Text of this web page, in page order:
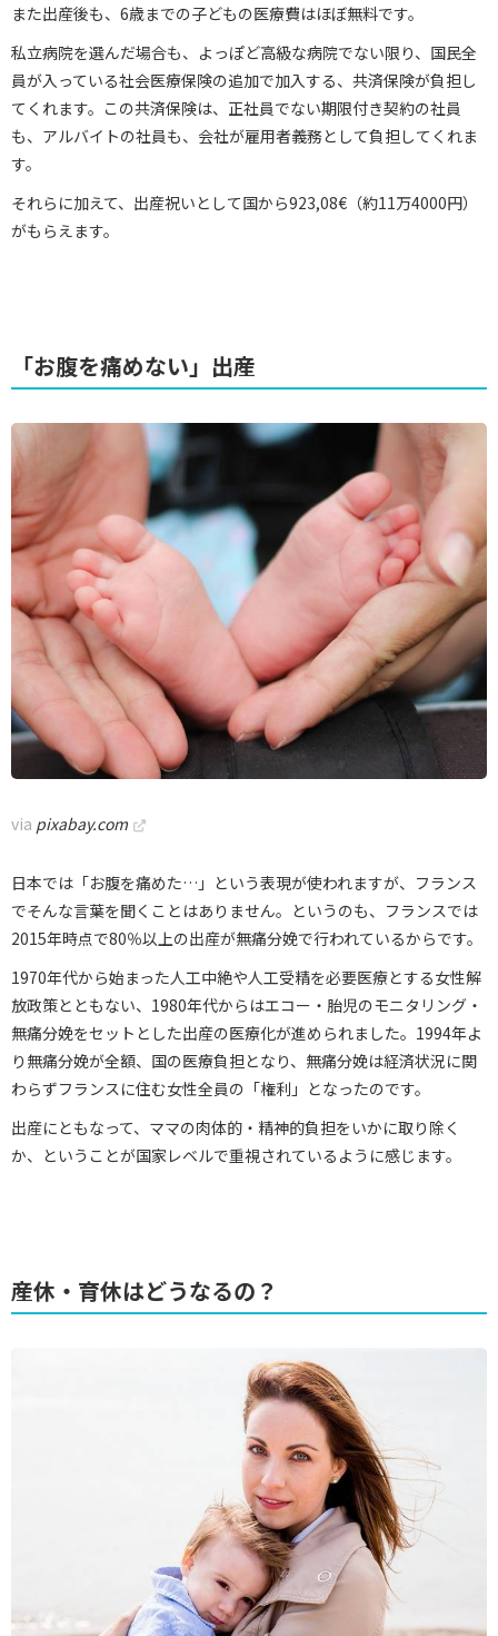
また出産後も、6歳までの子どもの医療費はほぼ無料です。
私立病院を選んだ場合も、よっぽど高級な病院でない限り、国民全
員が入っている社会医療保険の追加で加入する、共済保険が負担し
てくれます。この共済保険は、正社員でない期限付き契約の社員
も、アルバイトの社員も、会社が雇用者義務として負担してくれま
す。
それらに加えて、出産祝いとして国から923,08€（約11万4000円）
がもらえます。
「お腹を痛めない」出産
via pixabay.com
日本では「お腹を痛めた…」という表現が使われますが、フランス
でそんな言葉を聞くことはありません。というのも、フランスでは
2015年時点で80％以上の出産が無痛分娩で行われているからです。
1970年代から始まった人工中絶や人工受精を必要医療とする女性解
放政策とともない、1980年代からはエコー・胎児のモニタリング・
無痛分娩をセットとした出産の医療化が進められました。1994年よ
り無痛分娩が全額、国の医療負担となり、無痛分娩は経済状況に関
わらずフランスに住む女性全員の「権利」となったのです。
出産にともなって、ママの肉体的・精神的負担をいかに取り除く
か、ということが国家レベルで重視されているように感じます。
産休・育休はどうなるの？